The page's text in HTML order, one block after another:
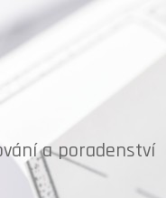
a poradenství